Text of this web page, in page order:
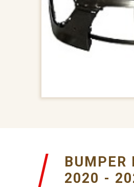
BUMPER
2020 -